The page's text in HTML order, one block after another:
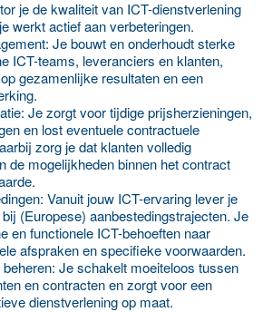
je de kwaliteit van ICT-dienstverlening
werkt actief aan verbeteringen.
Je bouwt en onderhoudt sterke
ICT-teams, leveranciers en klanten,
gezamenlijke resultaten en een
Je zorgt voor tijdige prijsherzieningen,
en lost eventuele contractuele
zorg je dat klanten volledig
de mogelijkheden binnen het contract
: Vanuit jouw ICT-ervaring lever je
(Europese) aanbestedingstrajecten. Je
en functionele ICT-behoeften naar
afspraken en specifieke voorwaarden.
Je schakelt moeiteloos tussen
en contracten en zorgt voor een
dienstverlening op maat.